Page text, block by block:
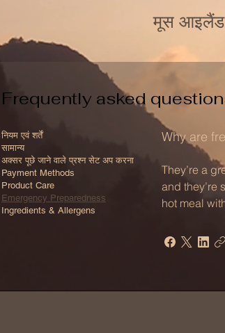
मूस आइलैंड
Frequently asked
नियम एवं शर्तें
सामान्य
अक्सर पूछे जाने वाले प्रश्न सेट अप करना
Payment Methods
Product Care
Emergency Preparedness
Ingredients & Allergens
Why are
They’re a
and they’re
hot meal